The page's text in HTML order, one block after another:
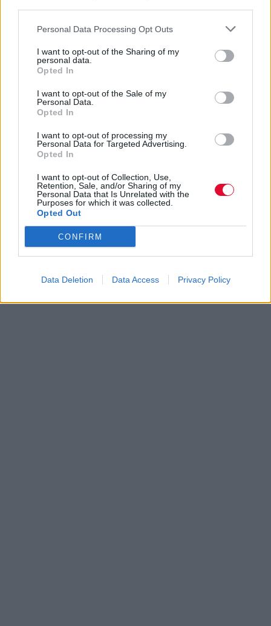
Personal Data Processing Opt Outs
I want to opt-out of the Sharing of my
personal data.
Opted In
I want to opt-out of the Sale of my
Personal Data.
Opted In
I want to opt-out of processing my
Personal Data for Targeted Advertising.
Opted In
I want to opt-out of Collection, Use,
Retention, Sale, and/or Sharing of my
Personal Data that Is Unrelated with the
Purposes for which it was collected.
Opted Out
CONFIRM
Data Deletion Data Access Privacy Policy